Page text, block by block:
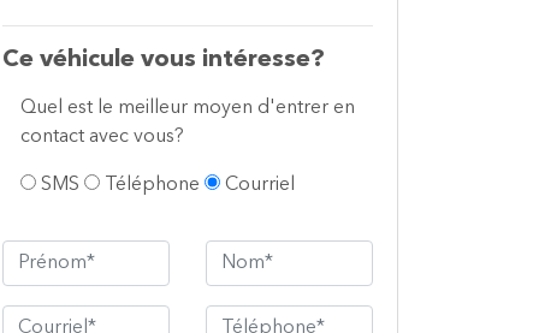
Ce véhicule vous intéresse?
Quel est le meilleur moyen d'entrer en
contact avec vous?
SMS Téléphone Courriel